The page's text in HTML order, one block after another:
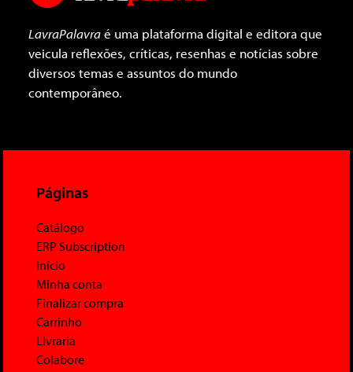
LavraPalavraé uma plataforma digital e editora que
veicula reflexões, críticas, resenhas e notícias sobre
diversos temas e assuntos do mundo
contemporâneo.
Páginas
Catálogo
ERP Subscription
Início
Minha conta
Finalizar compra
Carrinho
Livraria
Colabore